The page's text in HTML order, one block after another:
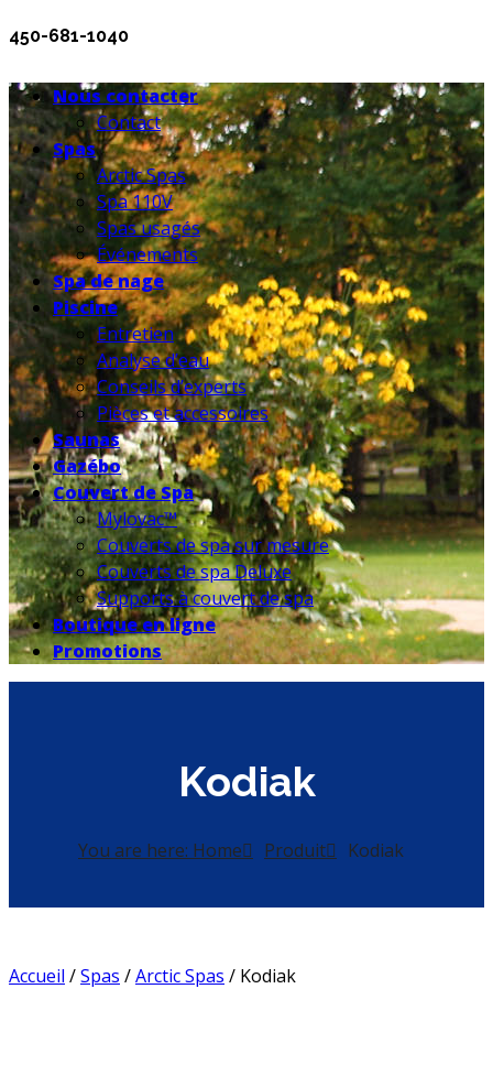
450-681-1040
Nous contacter
Contact
Spas
Arctic Spas
Spa 110V
Spas usagés
Événements
Spa de nage
Piscine
Entretien
Analyse d’eau
Conseils d’experts
Pièces et accessoires
Saunas
Gazébo
Couvert de Spa
Mylovac™
Couverts de spa sur mesure
Couverts de spa Deluxe
Supports à couvert de spa
Boutique en ligne
Promotions
Kodiak
You are here: Home Produit Kodiak
Accueil /Spas /Arctic Spas / Kodiak